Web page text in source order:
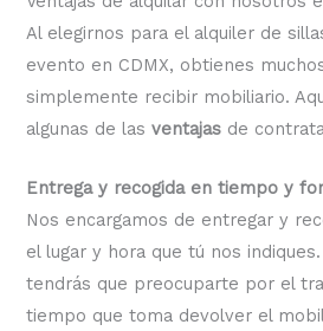
Al elegirnos para el alquiler de
evento en CDMX, obtienes
simplemente recibir mobiliario.
algunas de lasventajas de
Entrega y recogida en tiempo y
Nos encargamos de entregar y
el lugar y hora que tú nos
tendrás que preocuparte por el
tiempo que toma devolver el